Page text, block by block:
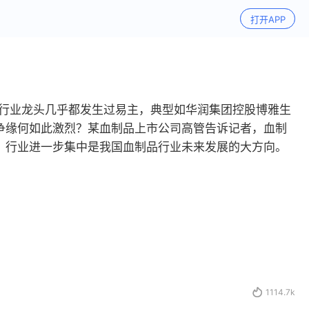
打开APP
业龙头几乎都发生过易主，典型如华润集团控股博雅生
何如此激烈？某血制品上市公司高管告诉记者，血制
业进一步集中是我国血制品行业未来发展的大方向。
 1114.7k